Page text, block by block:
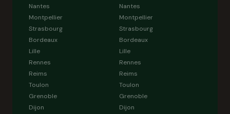
Nantes
Montpellier
Strasbourg
Bordeaux
Lille
Rennes
Reims
Toulon
Grenoble
Dijon
Nantes
Montpellier
Strasbourg
Bordeaux
Lille
Rennes
Reims
Toulon
Grenoble
Dijon